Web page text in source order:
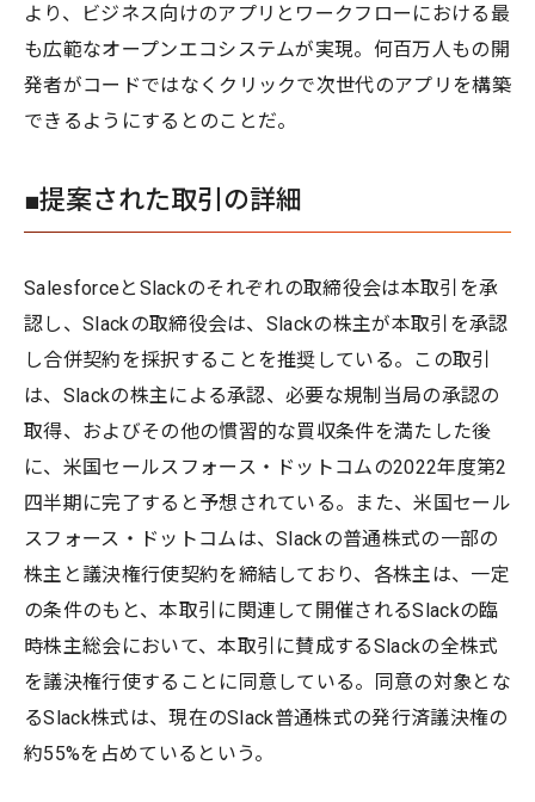
より、ビジネス向けのアプリとワークフローにおける最
も広範なオープンエコシステムが実現。何百万人もの開
発者がコードではなくクリックで次世代のアプリを構築
できるようにするとのことだ。
■提案された取引の詳細
SalesforceとSlackのそれぞれの取締役会は本取引を承
認し、Slackの取締役会は、Slackの株主が本取引を承認
し合併契約を採択することを推奨している。この取引
は、Slackの株主による承認、必要な規制当局の承認の
取得、およびその他の慣習的な買収条件を満たした後
に、米国セールスフォース・ドットコムの2022年度第2
四半期に完了すると予想されている。また、米国セール
スフォース・ドットコムは、Slackの普通株式の一部の
株主と議決権行使契約を締結しており、各株主は、一定
の条件のもと、本取引に関連して開催されるSlackの臨
時株主総会において、本取引に賛成するSlackの全株式
を議決権行使することに同意している。同意の対象とな
るSlack株式は、現在のSlack普通株式の発行済議決権の
約55%を占めているという。